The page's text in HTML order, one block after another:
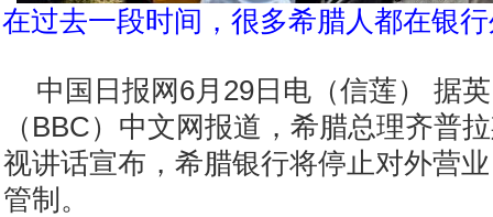
在过去一段时间，很多希腊人都在银
中国日报网6月29日电（信莲） 据
（BBC）中文网报道，希腊总理齐普
视讲话宣布，希腊银行将停止对外营
管制。